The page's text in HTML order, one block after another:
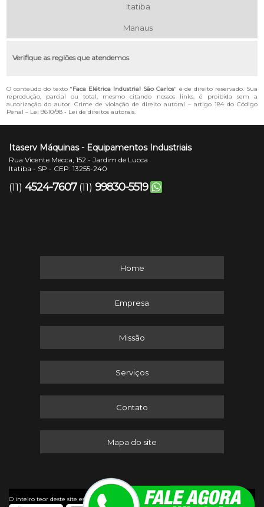
Itatiba
Manaus
Verifique as regiões que atendemos
O conteúdo do texto "Faca Elétrica Industrial São Carlos" é de direito reservado. Sua
reprodução, parcial ou total, mesmo citando nossos links, é proibida sem a
autorização do autor. Crime de violação de direito autoral – artigo 184 do Código
Penal – Lei 9610/98 - Lei de direitos autorais.
Itaserv Máquinas - Equipamentos Industriais
Rua Vicente Mecca, 152 - Jardim de Lucca
Itatiba - SP - CEP: 13255-240
(11) 4524-7607 (11) 99830-5519
Home
Empresa
Missão
Serviços
Contato
Mapa do site
O inteiro teor deste site está sujeito à proteção de direitos autorais. Copyright ©